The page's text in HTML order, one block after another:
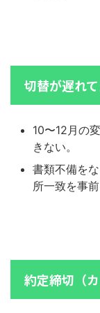
切替が遅れ
10〜12月の
きない。
書類不備を
所一致を事前
約定締切（